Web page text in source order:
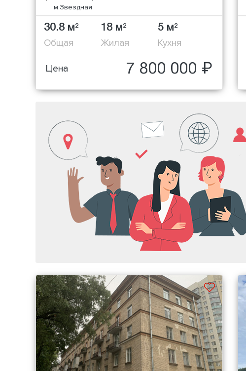
м.Звездная
30.8 м2
Общая
18 м2
Жилая
5 м2
Кухня
Цена 7 800 000 ₽